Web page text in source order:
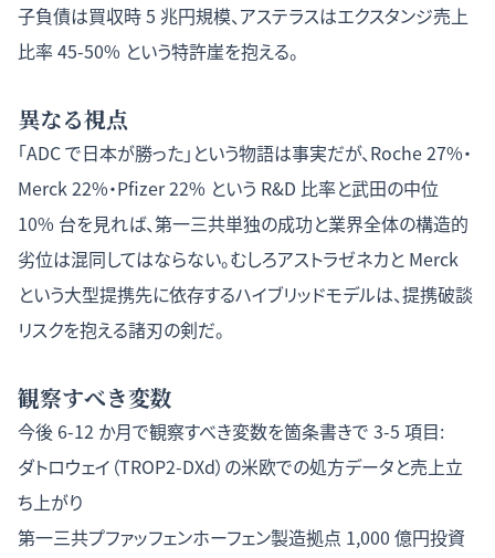
子負債は買収時 5 兆円規模、アステラスはエクスタンジ売上
比率 45-50% という特許崖を抱える。
異なる視点
「ADC で日本が勝った」という物語は事実だが、Roche 27%・
Merck 22%・Pfizer 22% という R&D 比率と武田の中位
10% 台を見れば、第一三共単独の成功と業界全体の構造的
劣位は混同してはならない。むしろアストラゼネカと Merck
という大型提携先に依存するハイブリッドモデルは、提携破談
リスクを抱える諸刃の剣だ。
観察すべき変数
今後 6-12 か月で観察すべき変数を箇条書きで 3-5 項目:
ダトロウェイ（TROP2-DXd）の米欧での処方データと売上立
ち上がり
第一三共プファッフェンホーフェン製造拠点 1,000 億円投資